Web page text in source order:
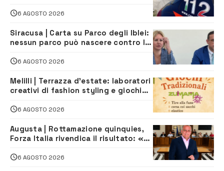
6 AGOSTO 2026
Siracusa | Carta su Parco degli Iblei:
nessun parco può nascere contro le
6 AGOSTO 2026
Melilli | Terrazza d’estate: laboratori
creativi di fashion styling e giochi
iscriversi
6 AGOSTO 2026
Augusta | Rottamazione quinquies,
Forza Italia rivendica il risultato: «La
6 AGOSTO 2026